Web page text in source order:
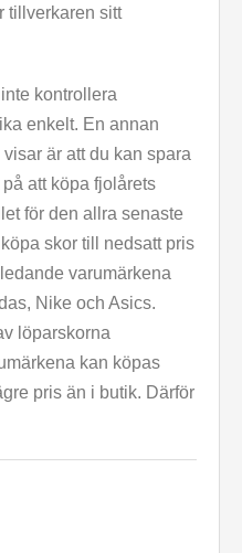
tillverkaren sitt
kontrollera
enkelt. En annan
är att du kan spara
att köpa fjolårets
för den allra senaste
skor till nedsatt pris
varumärkena
Nike och Asics.
löparskorna
kan köpas
pris än i butik. Därför